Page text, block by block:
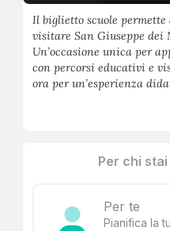
Il biglietto scuole
visitare San Giuseppe
Un’occasione unica per
con percorsi educativi e
ora per un’esperienza
Per chi
Per te
Pianifica la